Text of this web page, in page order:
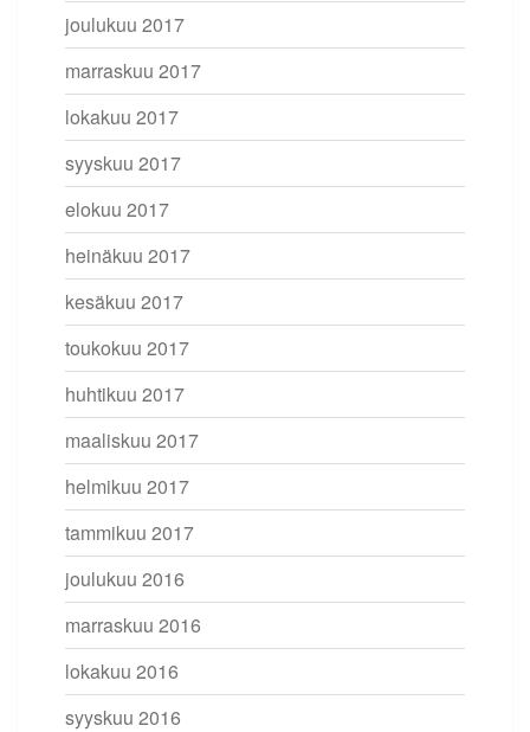
joulukuu 2017
marraskuu 2017
lokakuu 2017
syyskuu 2017
elokuu 2017
heinäkuu 2017
kesäkuu 2017
toukokuu 2017
huhtikuu 2017
maaliskuu 2017
helmikuu 2017
tammikuu 2017
joulukuu 2016
marraskuu 2016
lokakuu 2016
syyskuu 2016